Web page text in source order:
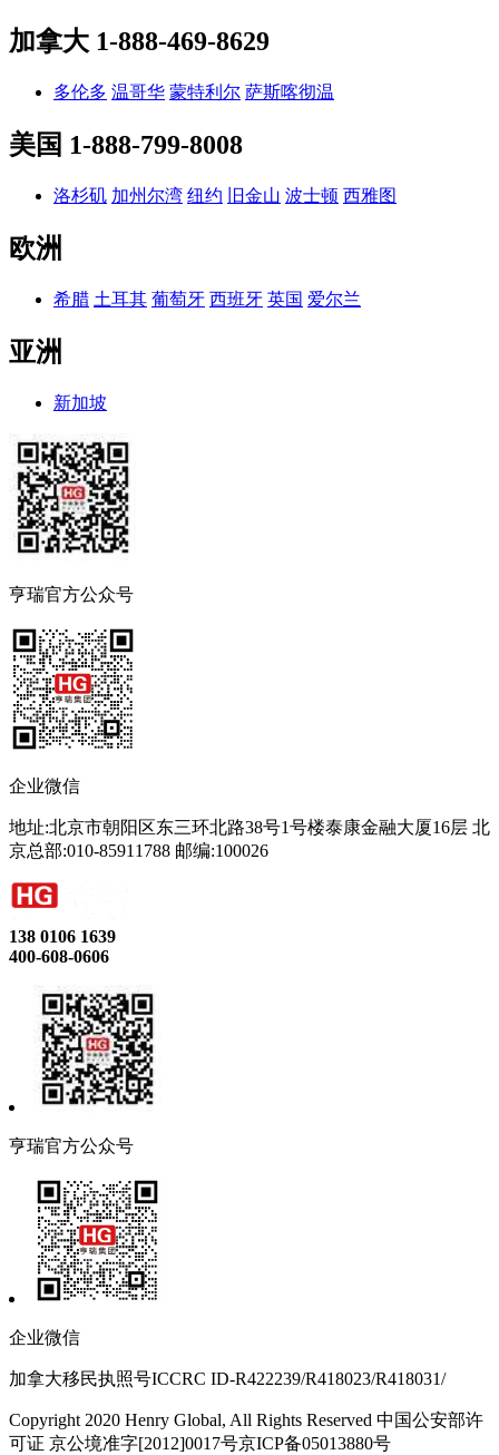
加拿大 1-888-469-8629
多伦多 温哥华 蒙特利尔 萨斯喀彻温
美国 1-888-799-8008
洛杉矶 加州尔湾 纽约 旧金山 波士顿 西雅图
欧洲
希腊 土耳其 葡萄牙 西班牙 英国 爱尔兰
亚洲
新加坡
亨瑞官方公众号
企业微信
地址:北京市朝阳区东三环北路38号1号楼泰康金融大厦16层 北
京总部:010-85911788 邮编:100026
138 0106 1639
400-608-0606
亨瑞官方公众号
企业微信
加拿大移民执照号ICCRC ID-R422239/R418023/R418031/
Copyright 2020 Henry Global, All Rights Reserved 中国公安部许
可证 京公境准字[2012]0017号京ICP备05013880号